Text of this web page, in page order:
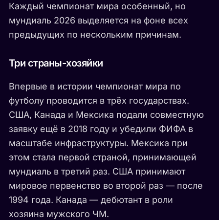
Каждый чемпионат мира особенный, но
мундиаль 2026 выделяется на фоне всех
предыдущих по нескольким причинам.
Три страны-хозяйки
Впервые в истории чемпионат мира по
футболу проводится в трёх государствах.
США, Канада и Мексика подали совместную
заявку ещё в 2018 году и убедили ФИФА в
масштабе инфраструктуры. Мексика при
этом стала первой страной, принимающей
мундиаль в третий раз. США принимают
мировое первенство во второй раз — после
1994 года. Канада — дебютант в роли
хозяина мужского ЧМ.